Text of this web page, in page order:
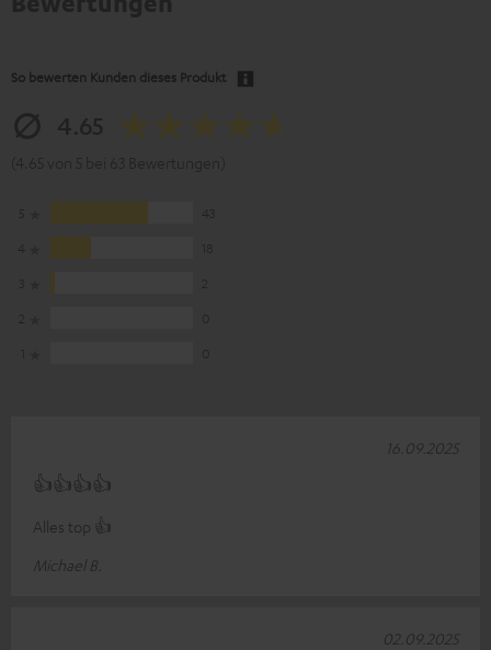
So bewerten Kunden dieses Produkt
👍👍👍👍
Alles top 👍
Michael B.
16.09.2025
02.09.2025